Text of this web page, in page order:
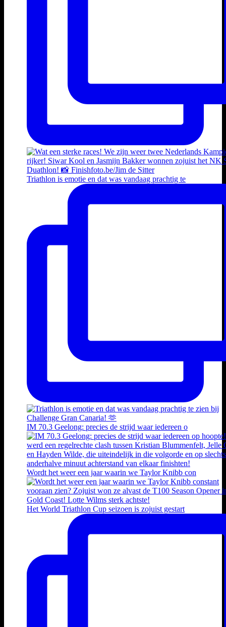
Triathlon is emotie en dat was vandaag prachtig te
IM 70.3 Geelong: precies de strijd waar iedereen o
Wordt het weer een jaar waarin we Taylor Knibb con
Het World Triathlon Cup seizoen is zojuist gestart